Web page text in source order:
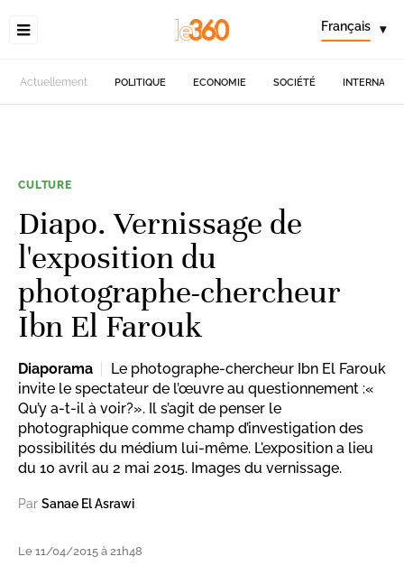
Français ▾
Actuellement POLITIQUE ECONOMIE SOCIÉTÉ
CULTURE
Diapo. Vernissage de
l'exposition du
photographe-chercheur
Ibn El Farouk
Diaporama
Le photographe-chercheur Ibn El Farouk
invite le spectateur de l’œuvre au questionnement :«
Qu’y a-t-il à voir?». Il s’agit de penser le
photographique comme champ d’investigation des
possibilités du médium lui-même. L'exposition a lieu
du 10 avril au 2 mai 2015. Images du vernissage.
Par Sanae El Asrawi
Le 11/04/2015 à 21h48